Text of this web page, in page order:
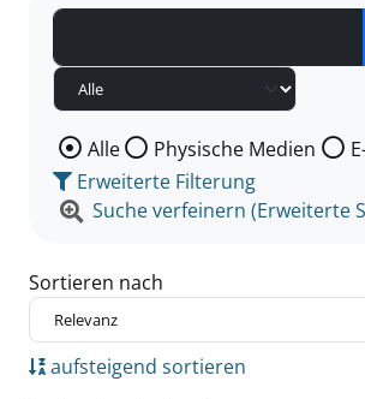
Wählen Sie die Medienart nach
Alle Physische Medien
Erweiterte Filterung
Suche verfeinern (Erweiterte
Sortieren nach
aufsteigend sortieren